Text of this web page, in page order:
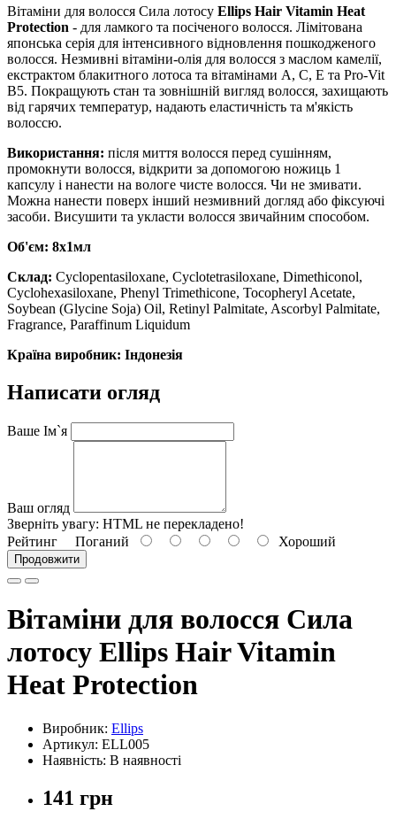
Вітаміни для волосся Сила лотосу Ellips Hair Vitamin Heat
Protection - для ламкого та посіченого волосся. Лімітована
японська серія для інтенсивного відновлення пошкодженого
волосся. Незмивні вітаміни-олія для волосся з маслом камелії,
екстрактом блакитного лотоса та вітамінами A, C, E та Pro-Vit
B5. Покращують стан та зовнішній вигляд волосся, захищають
від гарячих температур, надають еластичність та м'якість
волоссю.
Використання: після миття волосся перед сушінням,
промокнути волосся, відкрити за допомогою ножиць 1
капсулу і нанести на вологе чисте волосся. Чи не змивати.
Можна нанести поверх інший незмивний догляд або фіксуючі
засоби. Висушити та укласти волосся звичайним способом.
Об'єм: 8х1мл
Склад: Cyclopentasiloxane, Cyclotetrasiloxane, Dimethiconol,
Cyclohexasiloxane, Phenyl Trimethicone, Tocopheryl Acetate,
Soybean (Glycine Soja) Oil, Retinyl Palmitate, Ascorbyl Palmitate,
Fragrance, Paraffinum Liquidum
Країна виробник: Індонезія
Написати огляд
Ваше Ім`я
Ваш огляд
Зверніть увагу: HTML не перекладено!
Рейтинг Поганий Хороший
Продовжити
Вітаміни для волосся Сила
лотосу Ellips Hair Vitamin
Heat Protection
Виробник: Ellips
Артикул: ELL005
Наявність: В наявності
141 грн